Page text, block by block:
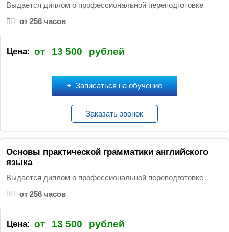
Выдается диплом о профессиональной переподготовке
от 256 часов
Цена: от 13 500 рублей
Записаться на обучение
Заказать звонок
Основы практической грамматики английского
языка
Выдается диплом о профессиональной переподготовке
от 256 часов
Цена: от 13 500 рублей